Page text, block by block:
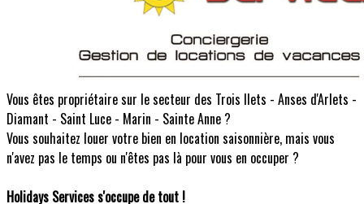
Vous êtes propriétaire sur le secteur des Trois Ilets - Anses d'Arlets -
Diamant - Saint Luce - Marin - Sainte Anne ?
Vous souhaitez louer votre bien en location saisonnière, mais vous
n'avez pas le temps ou n'êtes pas là pour vous en occuper ?
Holidays Services s'occupe de tout !